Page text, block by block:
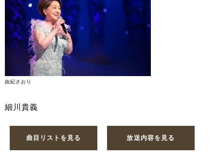
由紀さおり
細川貴義
曲目リストを見る 放送内容を見る